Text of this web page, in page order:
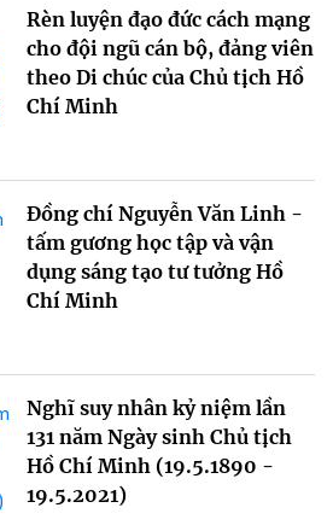
Rèn luyện đạo đức cách mạng
cho đội ngũ cán bộ, đảng viên
theo Di chúc của Chủ tịch Hồ
Chí Minh
Đồng chí Nguyễn Văn Linh -
tấm gương học tập và vận
dụng sáng tạo tư tưởng Hồ
Chí Minh
Nghĩ suy nhân kỷ niệm lần
131 năm Ngày sinh Chủ tịch
Hồ Chí Minh (19.5.1890 -
19.5.2021)